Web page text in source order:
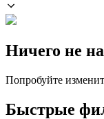
Ничего не
Попробуйте
Быстрые